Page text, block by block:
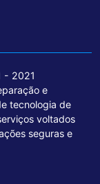
- 2021
e
tecnologia de
voltados
seguras e